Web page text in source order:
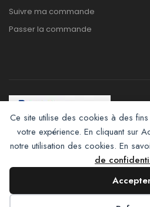
Ce site utilise des cookies à des
votre expérience. En cliquant sur
notre utilisation des cookies. En
de
Suivre ma commande
Passer la commande
Afroclass eCommerce ©